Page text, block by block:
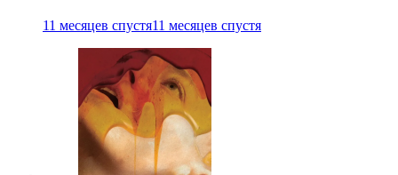
11 месяцев спустя11 месяцев спустя